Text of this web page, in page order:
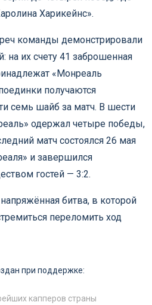
Харикейнс».
команды демонстрировали
на их счету 41 заброшенная
«Монреаль
получаются
семь шайб за матч. В шести
одержал четыре победы,
матч состоялся 26 мая
и завершился
гостей — 3:2.
битва, в которой
переломить ход
при поддержке:
капперов страны